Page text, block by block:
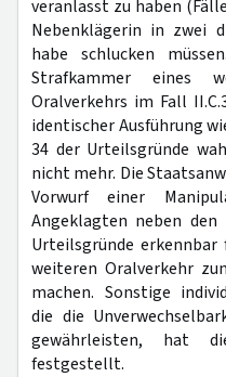
veranlasst zu haben
Nebenklägerin in zwei
habe schlucken
Strafkammer eines
Oralverkehrs im Fall
identischer Ausführung
34 der Urteilsgründe
nicht mehr. Die
Vorwurf einer
Angeklagten neben
Urteilsgründe
weiteren Oralverkehr
machen. Sonstige
die die
gewährleisten, hat
festgestellt.